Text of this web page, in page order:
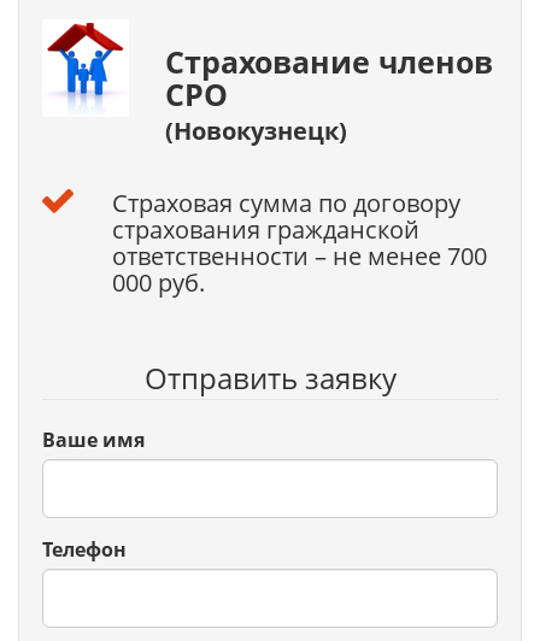
Страхование членов
СРО
(Новокузнецк)
Страховая сумма по договору
страхования гражданской
ответственности – не менее 700
000 руб.
Отправить заявку
Ваше имя
Телефон